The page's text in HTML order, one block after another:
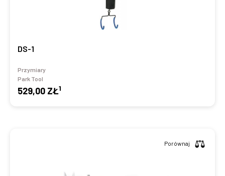
DS-1
Przymiary
Park Tool
529,00 ZŁ1
Porównaj